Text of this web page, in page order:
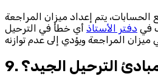
الحسابات، يتم إعداد ميزان المراجعة
في دفتر الأستاذ أي خطأ في الترحيل
مبادئ الترحيل الجيد؟